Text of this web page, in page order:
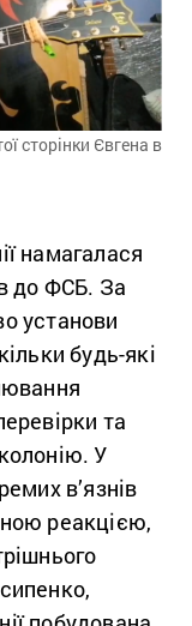
сторінки Євгена в
намагалася
до ФСБ. За
установи
будь-які
та
У
в’язнів
реакцією,